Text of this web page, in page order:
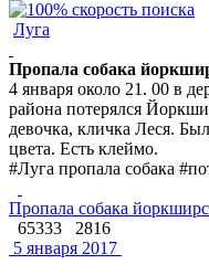
Луга
Пропала собака
4 января около 21. 00 в
района потерялся
девочка, кличка Леся.
цвета. Есть клеймо.
#Луга пропала собака
Пропала собака
65333
2816
5 января 2017